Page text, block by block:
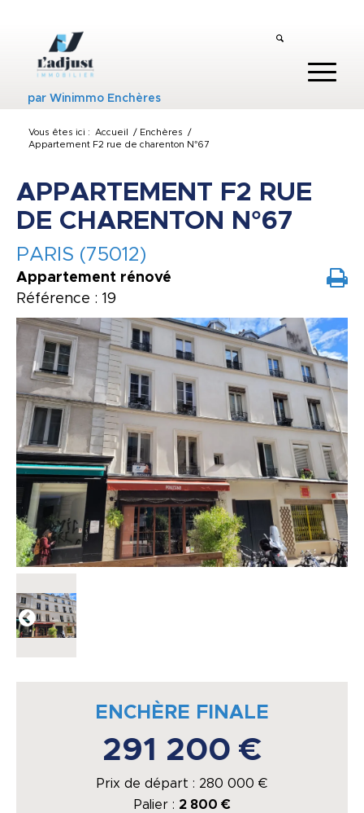
parWinimmo Enchères
Vous êtes ici : Accueil / Enchères
/
Appartement F2 rue de charenton N°67
APPARTEMENT F2 RUE
DE CHARENTON N°67
PARIS (75012)
Appartement rénové
Référence : 19
ENCHÈRE FINALE
291 200 €
Prix de départ : 280 000 €
Palier : 2 800 €